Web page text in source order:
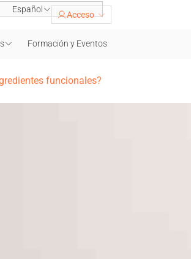
Español
Acceso
Formación y Eventos
funcionales?